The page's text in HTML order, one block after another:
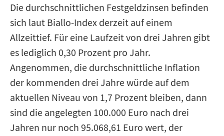
Die durchschnittlichen Festgeldzinsen befinden
sich laut Biallo-Index derzeit auf einem
Allzeittief. Für eine Laufzeit von drei Jahren gibt
es lediglich 0,30 Prozent pro Jahr.
Angenommen, die durchschnittliche Inflation
der kommenden drei Jahre würde auf dem
aktuellen Niveau von 1,7 Prozent bleiben, dann
sind die angelegten 100.000 Euro nach drei
Jahren nur noch 95.068,61 Euro wert, der